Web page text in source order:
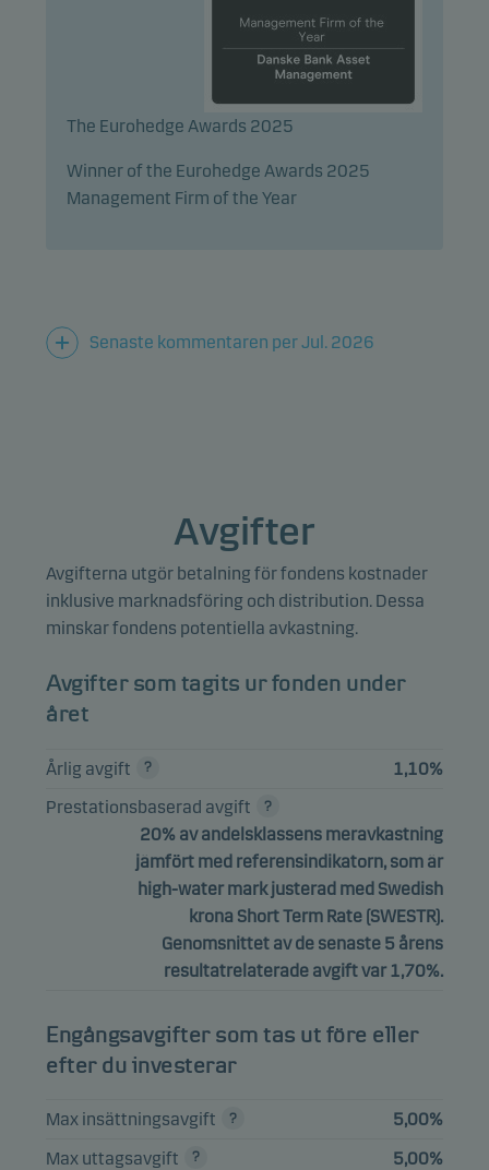
The Eurohedge Awards 2025
Winner of the Eurohedge Awards 2025
Management Firm of the Year
Senaste kommentaren per Jul. 2026
Avgifter
Avgifterna utgör betalning för fondens kostnader
inklusive marknadsföring och distribution. Dessa
minskar fondens potentiella avkastning.
Avgifter som tagits ur fonden under
året
Årlig avgift
1,10%
Prestationsbaserad avgift
20% av andelsklassens meravkastning
jämfört med referensindikatorn, som är
high-water mark justerad med Swedish
krona Short Term Rate (SWESTR).
Genomsnittet av de senaste 5 årens
resultatrelaterade avgift var 1,70%.
Engångsavgifter som tas ut före eller
efter du investerar
Max insättningsavgift
5,00%
Max uttagsavgift
5,00%
Marknadsföringscookies
Marknadsföringscookies gör det möjligt för oss att
identifiera dig (din enhet) och att profilera ditt
beteende så att vi kan tillhandahålla dig relevant
innehåll.